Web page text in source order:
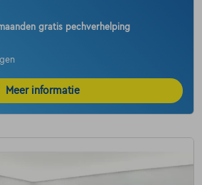
gratis pechverhelping
Meer informatie